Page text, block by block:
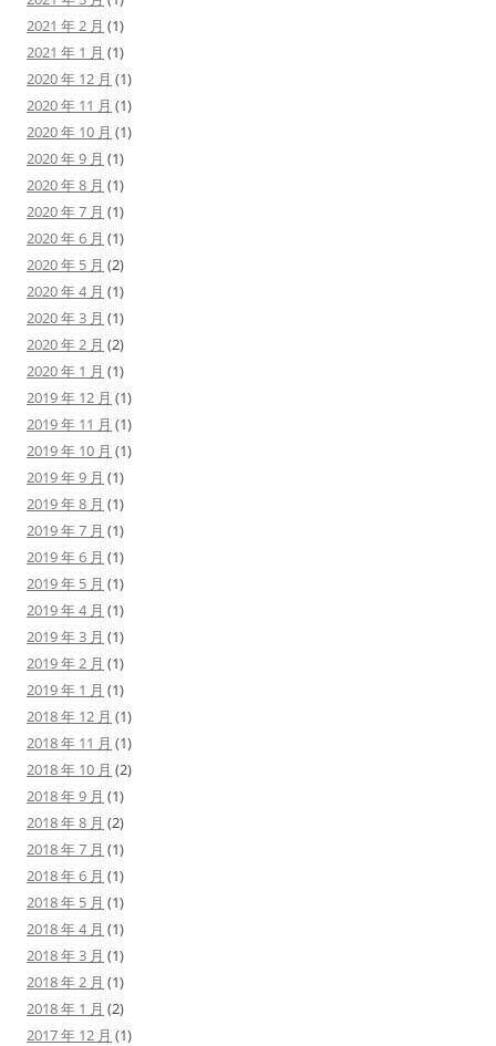
2021 年 2 月 (1)
2021 年 1 月 (1)
2020 年 12 月 (1)
2020 年 11 月 (1)
2020 年 10 月 (1)
2020 年 9 月 (1)
2020 年 8 月 (1)
2020 年 7 月 (1)
2020 年 6 月 (1)
2020 年 5 月 (2)
2020 年 4 月 (1)
2020 年 3 月 (1)
2020 年 2 月 (2)
2020 年 1 月 (1)
2019 年 12 月 (1)
2019 年 11 月 (1)
2019 年 10 月 (1)
2019 年 9 月 (1)
2019 年 8 月 (1)
2019 年 7 月 (1)
2019 年 6 月 (1)
2019 年 5 月 (1)
2019 年 4 月 (1)
2019 年 3 月 (1)
2019 年 2 月 (1)
2019 年 1 月 (1)
2018 年 12 月 (1)
2018 年 11 月 (1)
2018 年 10 月 (2)
2018 年 9 月 (1)
2018 年 8 月 (2)
2018 年 7 月 (1)
2018 年 6 月 (1)
2018 年 5 月 (1)
2018 年 4 月 (1)
2018 年 3 月 (1)
2018 年 2 月 (1)
2018 年 1 月 (2)
2017 年 12 月 (1)